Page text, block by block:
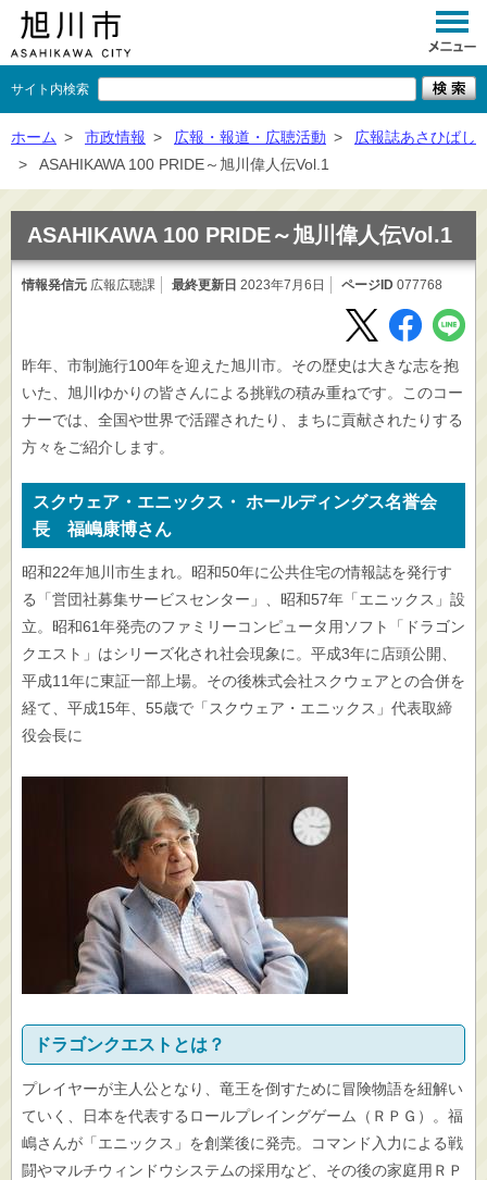
サイト内検索
くらし
観光
事業者向け
市政情報
×閉じる
ホーム > 市政情報 > 広報・報道・広聴活動 >
広報誌あさひばし
>
ASAHIKAWA 100 PRIDE～旭川偉人伝Vol.1
ASAHIKAWA 100 PRIDE～旭川偉人伝Vol.1
情報発信元 広報広聴課 最終更新日 2023年7月6日 ページID 077768
昨年、市制施行100年を迎えた旭川市。その歴史は大きな志を抱
いた、旭川ゆかりの皆さんによる挑戦の積み重ねです。このコー
ナーでは、全国や世界で活躍されたり、まちに貢献されたりする
方々をご紹介します。
スクウェア・エニックス・ ホールディングス名誉会
長 福嶋康博さん
昭和22年旭川市生まれ。昭和50年に公共住宅の情報誌を発行す
る「営団社募集サービスセンター」、昭和57年「エニックス」設
立。昭和61年発売のファミリーコンピュータ用ソフト「ドラゴン
クエスト」はシリーズ化され社会現象に。平成3年に店頭公開、
平成11年に東証一部上場。その後株式会社スクウェアとの合併を
経て、平成15年、55歳で「スクウェア・エニックス」代表取締
役会長に
ドラゴンクエストとは？
プレイヤーが主人公となり、竜王を倒すために冒険物語を紐解い
ていく、日本を代表するロールプレイングゲーム（ＲＰＧ）。福
嶋さんが「エニックス」を創業後に発売。コマンド入力による戦
闘やマルチウィンドウシステムの採用など、その後の家庭用ＲＰ